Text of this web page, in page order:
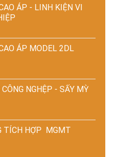
ÁP - LINH KIỆN VI
ÁP MODEL 2DL
NGHỆP - SẤY MỲ
TÍCH HỢP MGMT